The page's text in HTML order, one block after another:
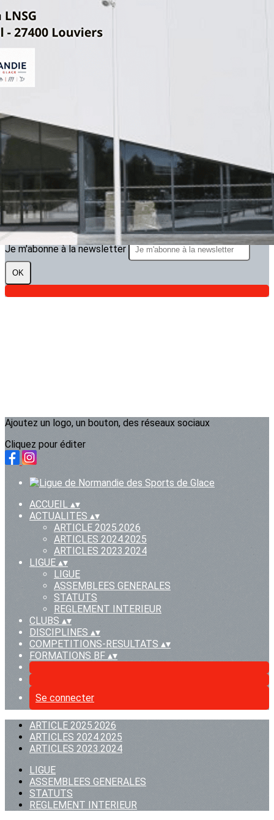
Exporter les lignes sélectionnées
Exporter toutes les colonnes
Exporter uniquement les colonnes affichées
<
>
ARTICLES 2023.2024
?>
Images de la page d'accueil
Cliquez pour éditer
Texte, bouton et/ou inscription à la newsletter
Cliquez pour éditer
Je m'abonne à la newsletter
OK
Ajoutez un logo, un bouton, des réseaux sociaux
Cliquez pour éditer
ACCUEIL ▴▾
ACTUALITES ▴▾
ARTICLE 2025.2026
ARTICLES 2024.2025
ARTICLES 2023.2024
LIGUE ▴▾
LIGUE
ASSEMBLEES GENERALES
STATUTS
REGLEMENT INTERIEUR
CLUBS ▴▾
DISCIPLINES ▴▾
COMPETITIONS-RESULTATS ▴▾
FORMATIONS BF ▴▾
Se connecter
ARTICLE 2025.2026
ARTICLES 2024.2025
ARTICLES 2023.2024
LIGUE
ASSEMBLEES GENERALES
STATUTS
REGLEMENT INTERIEUR